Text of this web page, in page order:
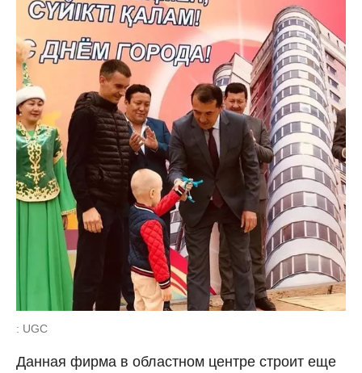
: UGC
Данная фирма в областном центре строит еще